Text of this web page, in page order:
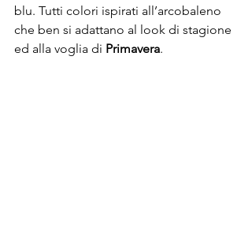
blu. Tutti colori ispirati all’arcobaleno
che ben si adattano al look di stagione
ed alla voglia di Primavera.